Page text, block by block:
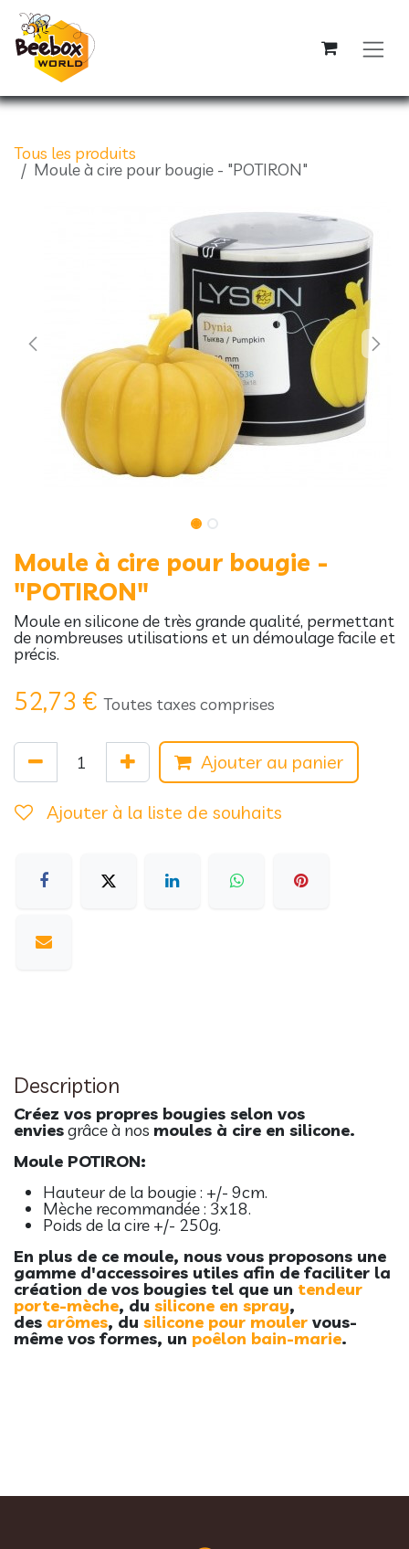
Se rendre au contenu
Tous les produits
Moule à cire pour bougie - "POTIRON"
Moule à cire pour bougie -
"POTIRON"
Moule en silicone de très grande qualité, permettant
de nombreuses utilisations et un démoulage facile et
précis.
52,73 € Toutes taxes comprises
Ajouter au panier
Ajouter à la liste de souhaits
Description
Créez vos propres bougies selon vos
enviesgrâce à nos moules à cire en silicone.
Moule POTIRON:
Hauteur de la bougie : +/- 9cm.
Mèche recommandée : 3x18.
Poids de la cire +/- 250g.
En plus de ce moule, nous vous proposons une
gamme d'accessoires utiles afin de faciliter la
création de vos bougies tel que un tendeur
porte-mèche, du silicone en spray,
des arômes, du silicone pour mouler vous-
même vos formes, un poêlon bain-marie.